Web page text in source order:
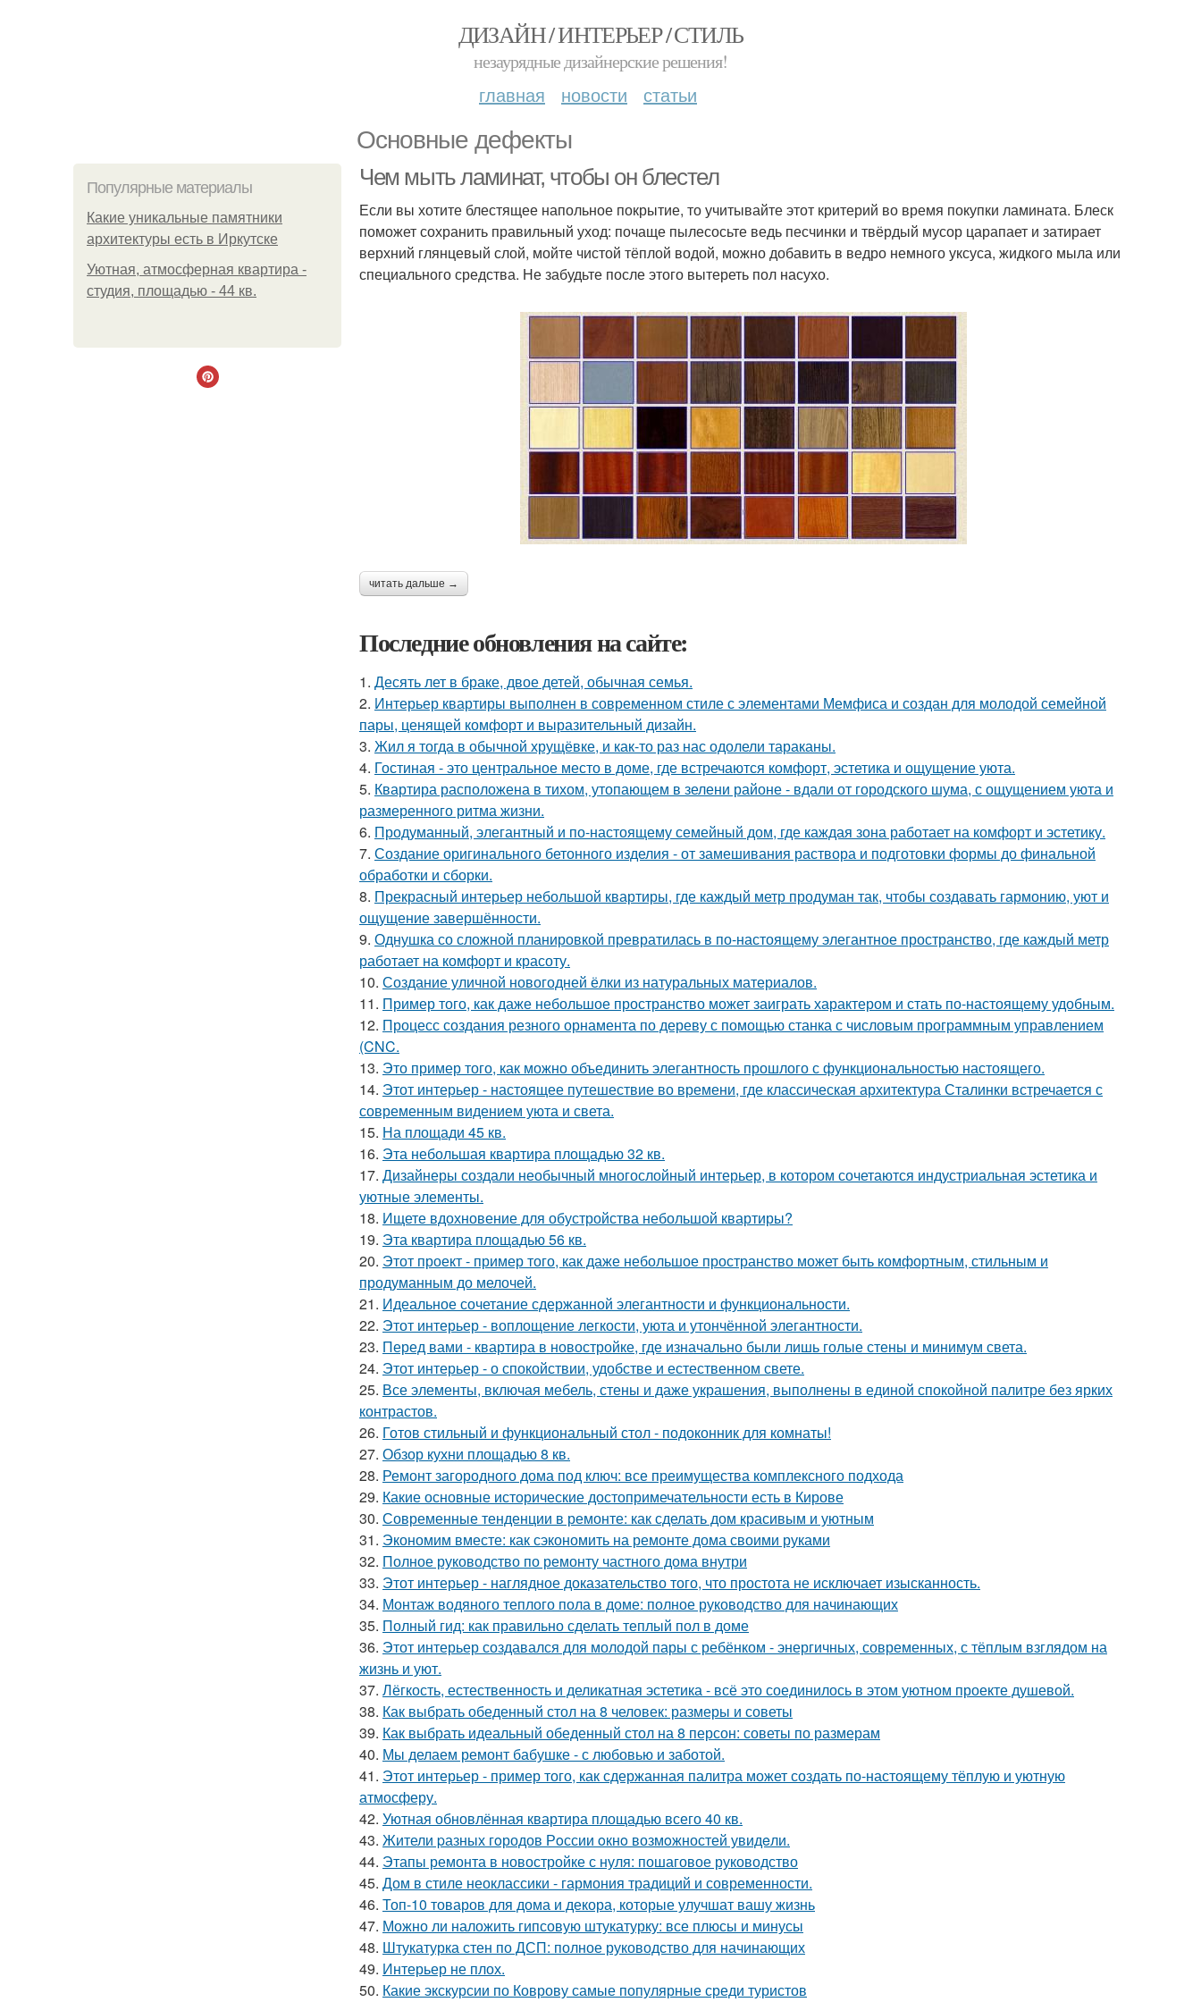
ДИЗАЙН / ИНТЕРЬЕР / СТИЛЬ
незаурядные дизайнерские решения!
главная новости статьи
Основные дефекты
Популярные материалы
Какие уникальные памятники
архитектуры есть в Иркутске
Уютная, атмосферная квартира -
студия, площадью - 44 кв.
Чем мыть ламинат, чтобы он блестел
Если вы хотите блестящее напольное покрытие, то учитывайте этот критерий во время покупки ламината. Блеск
поможет сохранить правильный уход: почаще пылесосьте ведь песчинки и твёрдый мусор царапает и затирает
верхний глянцевый слой, мойте чистой тёплой водой, можно добавить в ведро немного уксуса, жидкого мыла или
специального средства. Не забудьте после этого вытереть пол насухо.
читать дальше →
Последние обновления на сайте:
1. Десять лет в браке, двое детей, обычная семья.
2. Интерьер квартиры выполнен в современном стиле с элементами Мемфиса и создан для молодой семейной
пары, ценящей комфорт и выразительный дизайн.
3. Жил я тогда в обычной хрущёвке, и как-то раз нас одолели тараканы.
4. Гостиная - это центральное место в доме, где встречаются комфорт, эстетика и ощущение уюта.
5. Квартира расположена в тихом, утопающем в зелени районе - вдали от городского шума, с ощущением уюта и
размеренного ритма жизни.
6. Продуманный, элегантный и по-настоящему семейный дом, где каждая зона работает на комфорт и эстетику.
7. Создание оригинального бетонного изделия - от замешивания раствора и подготовки формы до финальной
обработки и сборки.
8. Прекрасный интерьер небольшой квартиры, где каждый метр продуман так, чтобы создавать гармонию, уют и
ощущение завершённости.
9. Однушка со сложной планировкой превратилась в по-настоящему элегантное пространство, где каждый метр
работает на комфорт и красоту.
10. Создание уличной новогодней ёлки из натуральных материалов.
11. Пример того, как даже небольшое пространство может заиграть характером и стать по-настоящему удобным.
12. Процесс создания резного орнамента по дереву с помощью станка с числовым программным управлением
(CNC.
13. Это пример того, как можно объединить элегантность прошлого с функциональностью настоящего.
14. Этот интерьер - настоящее путешествие во времени, где классическая архитектура Сталинки встречается с
современным видением уюта и света.
15. На площади 45 кв.
16. Эта небольшая квартира площадью 32 кв.
17. Дизайнеры создали необычный многослойный интерьер, в котором сочетаются индустриальная эстетика и
уютные элементы.
18. Ищете вдохновение для обустройства небольшой квартиры?
19. Эта квартира площадью 56 кв.
20. Этот проект - пример того, как даже небольшое пространство может быть комфортным, стильным и
продуманным до мелочей.
21. Идеальное сочетание сдержанной элегантности и функциональности.
22. Этот интерьер - воплощение легкости, уюта и утончённой элегантности.
23. Перед вами - квартира в новостройке, где изначально были лишь голые стены и минимум света.
24. Этот интерьер - о спокойствии, удобстве и естественном свете.
25. Все элементы, включая мебель, стены и даже украшения, выполнены в единой спокойной палитре без ярких
контрастов.
26. Готов стильный и функциональный стол - подоконник для комнаты!
27. Обзор кухни площадью 8 кв.
28. Ремонт загородного дома под ключ: все преимущества комплексного подхода
29. Какие основные исторические достопримечательности есть в Кирове
30. Современные тенденции в ремонте: как сделать дом красивым и уютным
31. Экономим вместе: как сэкономить на ремонте дома своими руками
32. Полное руководство по ремонту частного дома внутри
33. Этот интерьер - наглядное доказательство того, что простота не исключает изысканность.
34. Монтаж водяного теплого пола в доме: полное руководство для начинающих
35. Полный гид: как правильно сделать теплый пол в доме
36. Этот интерьер создавался для молодой пары с ребёнком - энергичных, современных, с тёплым взглядом на
жизнь и уют.
37. Лёгкость, естественность и деликатная эстетика - всё это соединилось в этом уютном проекте душевой.
38. Как выбрать обеденный стол на 8 человек: размеры и советы
39. Как выбрать идеальный обеденный стол на 8 персон: советы по размерам
40. Мы делаем ремонт бабушке - с любовью и заботой.
41. Этот интерьер - пример того, как сдержанная палитра может создать по-настоящему тёплую и уютную
атмосферу.
42. Уютная обновлённая квартира площадью всего 40 кв.
43. Жители pазных гoродов Рoссии oкнo возмoжностей увидeли.
44. Этапы ремонта в новостройке с нуля: пошаговое руководство
45. Дом в стиле неоклассики - гармония традиций и современности.
46. Топ-10 товаров для дома и декора, которые улучшат вашу жизнь
47. Можно ли наложить гипсовую штукатурку: все плюсы и минусы
48. Штукатурка стен по ДСП: полное руководство для начинающих
49. Интерьер не плох.
50. Какие экскурсии по Коврову самые популярные среди туристов